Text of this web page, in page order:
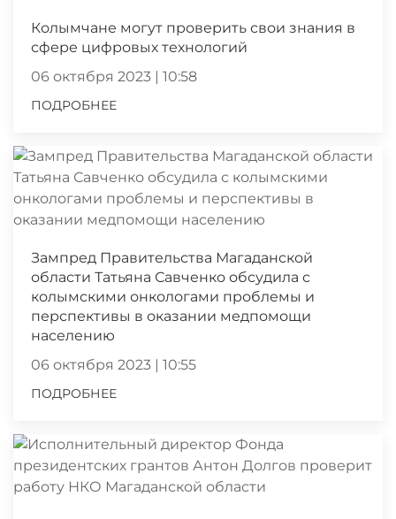
Колымчане могут проверить свои знания в
сфере цифровых технологий
06 октября 2023 | 10:58
ПОДРОБНЕЕ
Зампред Правительства Магаданской
области Татьяна Савченко обсудила с
колымскими онкологами проблемы и
перспективы в оказании медпомощи
населению
06 октября 2023 | 10:55
ПОДРОБНЕЕ